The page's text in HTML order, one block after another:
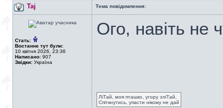
Taj Тема повідомлення:
Стать:
Востаннє тут були:
10 квітня 2026, 23:36
Написано: 907
Звідки: Україна
Ого, навіть не
ЛіТай, моя пташко, угору зліТай,
Спіткнутись, упасти нікому не дай